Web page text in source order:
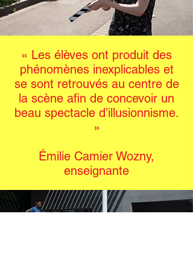
« Les élèves ont produit des
phénomènes inexplicables et
se sont retrouvés au centre de
la scène afin de concevoir un
beau spectacle d’illusionnisme.
»
Émilie Camier Wozny,
enseignante